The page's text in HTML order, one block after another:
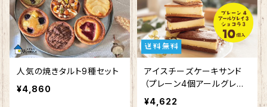
人気の焼きタルト9種セット
¥4,860
アイスチーズケーキサンド
（プレーン4個アールグレイ3
個ショコラ3個）
¥4,622